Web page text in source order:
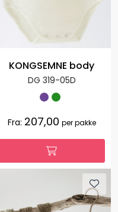
KONGSEMNE body
DG 319-05D
Fra: 207,00 per pakke